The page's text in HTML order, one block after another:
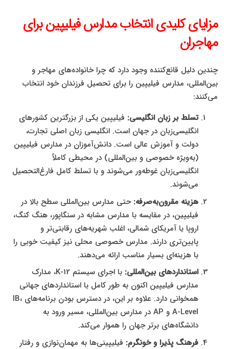
مزایای کلیدی انتخاب مدارس فیلیپین برای
مهاجران
چندین دلیل قانع‌کننده وجود دارد که چرا خانواده‌های مهاجر و
بین‌المللی، مدارس فیلیپین را برای تحصیل فرزندان خود انتخاب
می‌کنند:
تسلط بر زبان انگلیسی: فیلیپین یکی از بزرگترین کشورهای
انگلیسی‌زبان در جهان است. انگلیسی زبان اصلی تجارت،
دولت و آموزش عالی است. دانش‌آموزان در مدارس فیلیپین
(به‌ویژه خصوصی و بین‌المللی) در محیطی کاملاً
انگلیسی‌زبان غوطه‌ور می‌شوند و با تسلط کامل فارغ‌التحصیل
می‌شوند.
هزینه مقرون‌به‌صرفه: حتی مدارس بین‌المللی سطح بالا در
فیلیپین، در مقایسه با مدارس مشابه در سنگاپور، هنگ کنگ،
اروپا یا آمریکای شمالی، اغلب شهریه‌های رقابتی‌تر و
پایین‌تری دارند. مدارس خصوصی محلی نیز کیفیت خوبی را
با هزینه‌ای بسیار مناسب ارائه می‌دهند.
استانداردهای بین‌المللی:
با اجرای سیستم K-12، مدارک
مدارس فیلیپین اکنون به طور کامل با استانداردهای جهانی
همخوانی دارد. علاوه بر این، در دسترس بودن برنامه‌های IB،
A-Level و AP در مدارس بین‌المللی، مسیر ورود به
دانشگاه‌های برتر جهان را هموار می‌کند.
فرهنگ پذیرا و خونگرم: فیلیپینی‌ها به مهمان‌نوازی و رفتار